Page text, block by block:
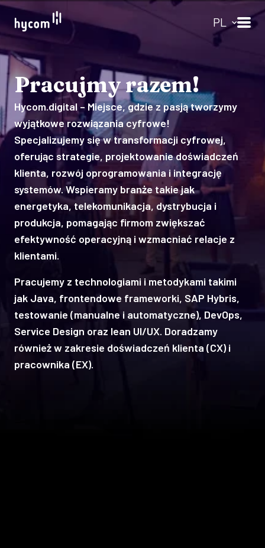
Pracujmy razem!
Hycom.digital – Miejsce, gdzie z pasją tworzymy
wyjątkowe rozwiązania cyfrowe!
Specjalizujemy się w transformacji cyfrowej,
oferując strategie, projektowanie doświadczeń
klienta, rozwój oprogramowania i integrację
systemów. Wspieramy branże takie jak
energetyka, telekomunikacja, dystrybucja i
produkcja, pomagając firmom zwiększać
efektywność operacyjną i wzmacniać relacje z
klientami.
Pracujemy z technologiami i metodykami takimi
jak Java, frontendowe frameworki, SAP Hybris,
testowanie (manualne i automatyczne), DevOps,
Service Design oraz lean UI/UX. Doradzamy
również w zakresie doświadczeń klienta (CX) i
pracownika (EX).